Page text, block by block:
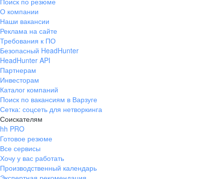
О компании
Наши вакансии
Реклама на сайте
Требования к ПО
Безопасный HeadHunter
HeadHunter API
Партнерам
Инвесторам
Каталог компаний
Поиск по вакансиям в Варзуге
Сетка: соцсеть для нетворкинга
Соискателям
hh PRO
Готовое резюме
Все сервисы
Хочу у вас работать
Производственный календарь